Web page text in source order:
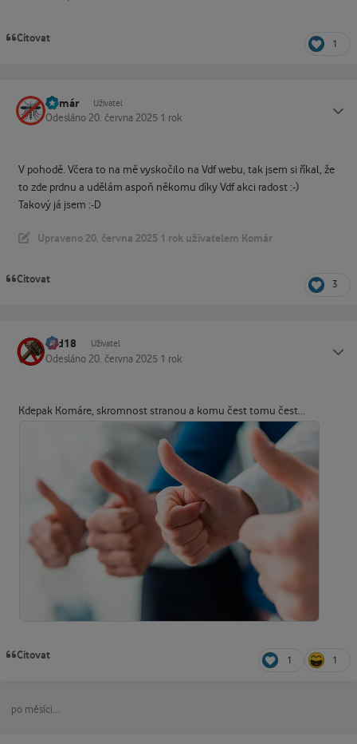
Citovat 1
Komár Uživatel
Odesláno 20. června 2025 1 rok
V pohodě. Včera to na mě vyskočilo na Vdf webu, tak jsem si říkal, že
to zde prdnu a udělám aspoň někomu díky Vdf akci radost :-)
Takový já jsem :-D
Upraveno 20. června 2025 1 rok uživatelem Komár
Citovat 3
dad18 Uživatel
Odesláno 20. června 2025 1 rok
Kdepak Komáre, skromnost stranou a komu čest tomu čest...
Citovat 1 1
po měsíci...